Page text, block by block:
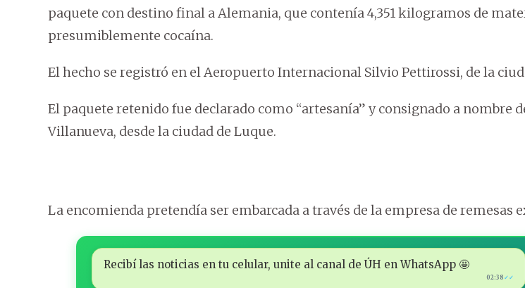
paquete con destino final a Alemania, que contenía 4,351 kilogramos de
presumiblemente cocaína.
El hecho se registró en el Aeropuerto Internacional Silvio Pettirossi, de la
El paquete retenido fue declarado como “artesanía” y consignado a nombre
Villanueva, desde la ciudad de Luque.
La encomienda pretendía ser embarcada a través de la empresa de remesas
Recibí las noticias en tu celular, unite al canal de ÚH en WhatsApp 🤩
02:38 ✓✓